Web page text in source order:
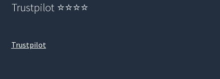
Trustpilot ⭐⭐⭐⭐
Trustpilot